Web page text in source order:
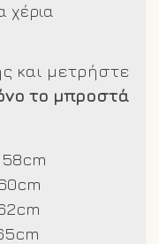
χέρια
και μετρήστε
το μπροστά